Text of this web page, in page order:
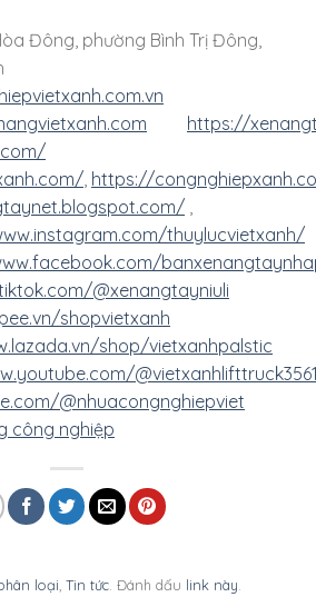
Đông, phường Bình Trị Đông,
https://
, https://
,
thuylucvietxanh/
@xenangtayniuli
shopvietxanh
shop/vietxanhpalstic
@nhuacongnghiepviet
công nghiệp
loại Tin tức . Đánh dấu link này